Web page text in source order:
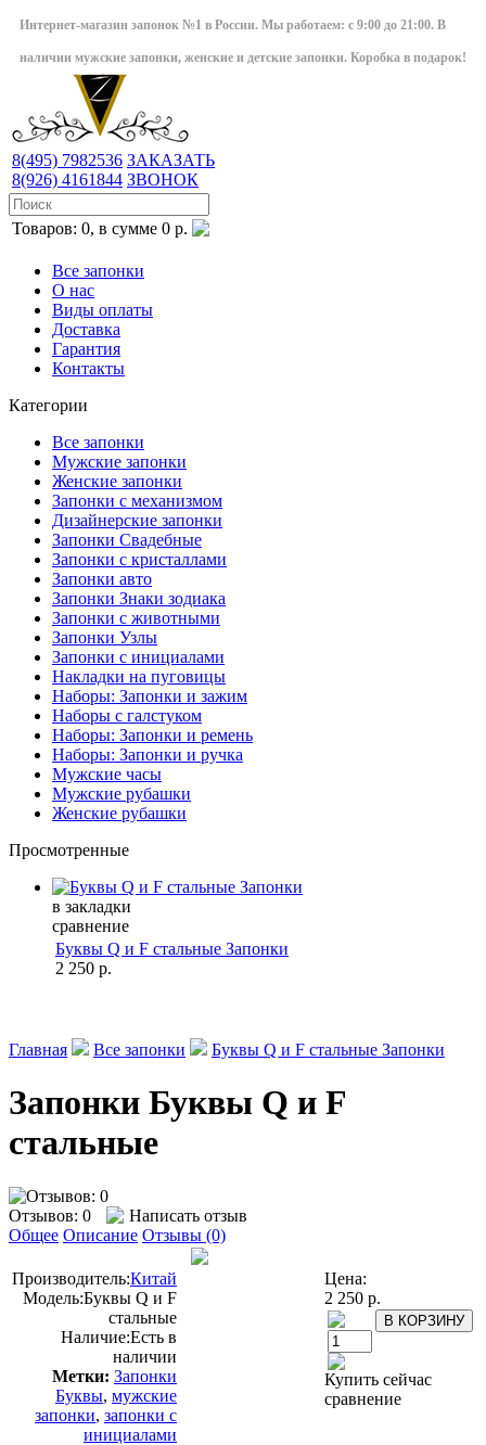
Интернет-магазин запонок №1 в России. Мы работаем: с 9:00 до 21:00. В
наличии мужские запонки, женские и детские запонки. Коробка в подарок!
8(495) 7982536
8(926) 4161844
ЗАКАЗАТЬ
ЗВОНОК
Товаров: 0, в сумме 0 р.
Все запонки
О нас
Виды оплаты
Доставка
Гарантия
Контакты
Категории
Все запонки
Мужские запонки
Женские запонки
Запонки с механизмом
Дизайнерские запонки
Запонки Свадебные
Запонки с кристаллами
Запонки авто
Запонки Знаки зодиака
Запонки с животными
Запонки Узлы
Запонки с инициалами
Накладки на пуговицы
Наборы: Запонки и зажим
Наборы с галстуком
Наборы: Запонки и ремень
Наборы: Запонки и ручка
Мужские часы
Мужские рубашки
Женские рубашки
Просмотренные
в закладки
сравнение
Буквы Q и F стальные Запонки
2 250 р.
Главная Все запонки Буквы Q и F стальные Запонки
Запонки Буквы Q и F
стальные
Отзывов: 0
Написать отзыв
Общее Описание Отзывы (0)
Производитель:Китай
Модель:Буквы Q и F
стальные
Наличие:Есть в
наличии
Метки: Запонки
Буквы, мужские
запонки, запонки с
инициалами
Цена:
2 250 р.
Купить сейчас
сравнение